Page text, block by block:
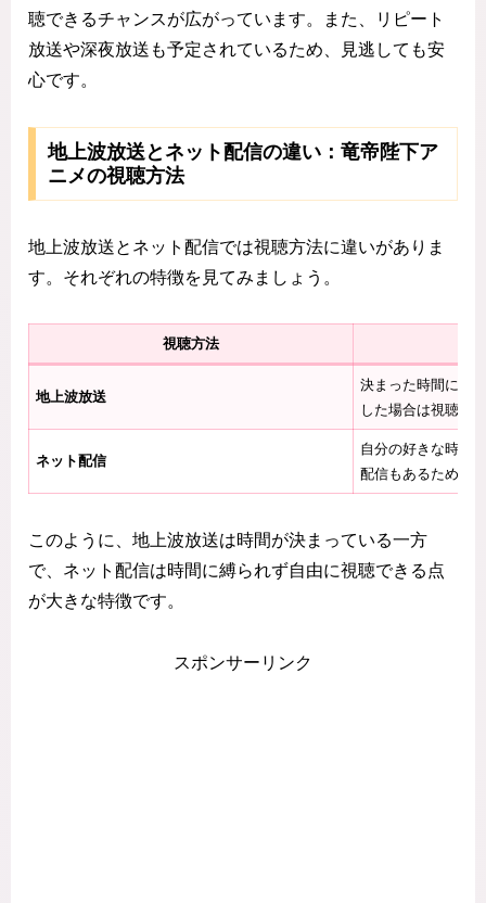
聴できるチャンスが広がっています。また、リピート
放送や深夜放送も予定されているため、見逃しても安
心です。
地上波放送とネット配信の違い：竜帝陛下ア
ニメの視聴方法
地上波放送とネット配信では視聴方法に違いがありま
す。それぞれの特徴を見てみましょう。
視聴方法
地上波放送
決まった時間に視
した場合は視聴で
ネット配信
自分の好きな時間
配信もあるため、
このように、地上波放送は時間が決まっている一方
で、ネット配信は時間に縛られず自由に視聴できる点
が大きな特徴です。
スポンサーリンク